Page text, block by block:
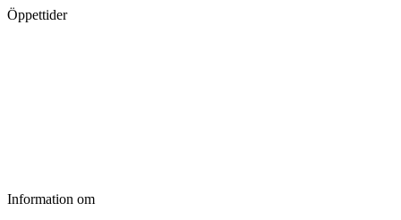
Öppettider
Information om